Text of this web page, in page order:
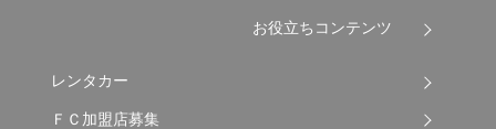
お役立ちコンテンツ
レンタカー
ＦＣ加盟店募集